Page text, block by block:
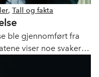
, Tall og fakta
ble gjennomført fra
viser noe svakere